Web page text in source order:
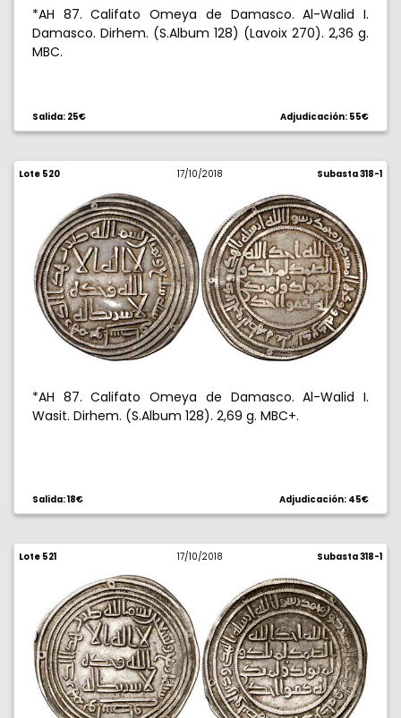
*AH 87. Califato Omeya de Damasco. Al-Walid I.
Damasco. Dirhem. (S.Album 128) (Lavoix 270). 2,36 g.
MBC.
Salida: 25€ Adjudicación: 55€
Lote 520 17/10/2018 Subasta 318-1
*AH 87. Califato Omeya de Damasco. Al-Walid I.
Wasit. Dirhem. (S.Album 128). 2,69 g. MBC+.
Salida: 18€ Adjudicación: 45€
Lote 521 17/10/2018 Subasta 318-1